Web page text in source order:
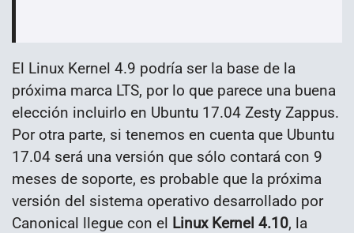
El Linux Kernel 4.9 podría ser la base de la
próxima marca LTS, por lo que parece una buena
elección incluirlo en Ubuntu 17.04 Zesty Zappus.
Por otra parte, si tenemos en cuenta que Ubuntu
17.04 será una versión que sólo contará con 9
meses de soporte, es probable que la próxima
versión del sistema operativo desarrollado por
Canonical llegue con el Linux Kernel 4.10, la